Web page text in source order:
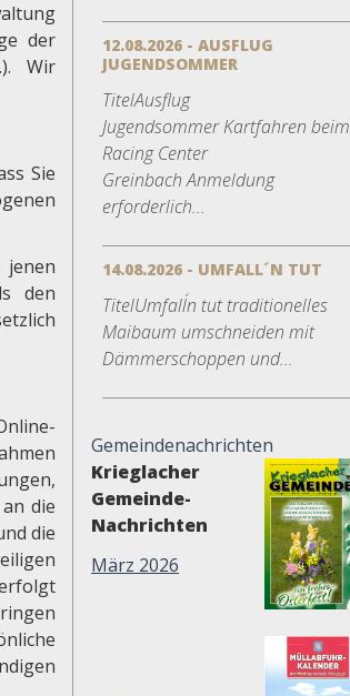
der
Wir
Sie
den
die
die
12.08.2026 - AUSFLUG
JUGENDSOMMER
TitelAusflug
Jugendsommer Kartfahren beim
Racing Center
Greinbach Anmeldung
erforderlich...
14.08.2026 - UMFALL´N TUT
TitelUmfall´n tut traditionelles
Maibaum umschneiden mit
Dämmerschoppen und...
Gemeindenachrichten
Krieglacher
Gemeinde-
Nachrichten
März 2026